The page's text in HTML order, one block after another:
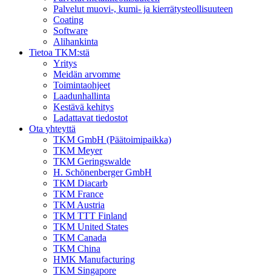
Palvelut muovi-, kumi- ja kierrätysteollisuuteen
Coating
Software
Alihankinta
Tietoa TKM:stä
Yritys
Meidän arvomme
Toimintaohjeet
Laadunhallinta
Kestävä kehitys
Ladattavat tiedostot
Ota yhteyttä
TKM GmbH (Päätoimipaikka)
TKM Meyer
TKM Geringswalde
H. Schönenberger GmbH
TKM Diacarb
TKM France
TKM Austria
TKM TTT Finland
TKM United States
TKM Canada
TKM China
HMK Manufacturing
TKM Singapore